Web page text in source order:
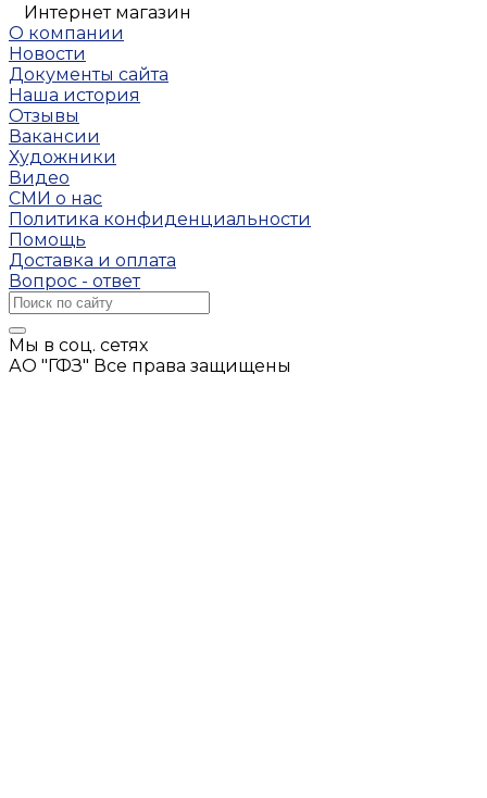
Интернет магазин
О компании
Новости
Документы сайта
Наша история
Отзывы
Вакансии
Художники
Видео
СМИ о нас
Политика конфиденциальности
Помощь
Доставка и оплата
Вопрос - ответ
Мы в соц. сетях
АО "ГФЗ" Все права защищены